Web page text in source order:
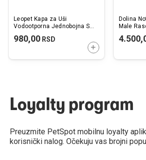
Leopet Kapa za Uši
Vodootporna Jednobojna S
980,00 RSD
DODAJTE U
Dolina
Male
Loyalty program
Preuzmite PetSpot mobilnu loyalty
korisnički nalog. Očekuju vas brojni